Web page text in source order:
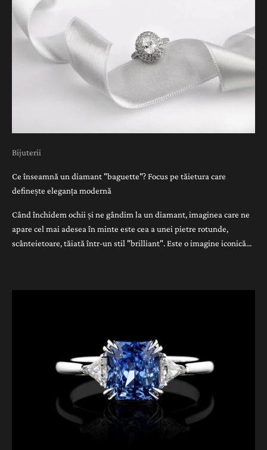
Bijuterii
Ce înseamnă un diamant "baguette"? Focus pe tăietura care
definește eleganța modernă
Când închidem ochii și ne gândim la un diamant, imaginea care ne
apare cel mai adesea în minte este cea a unei pietre rotunde,
scânteietoare, tăiată într-un stil "brilliant". Este o imagine iconică...